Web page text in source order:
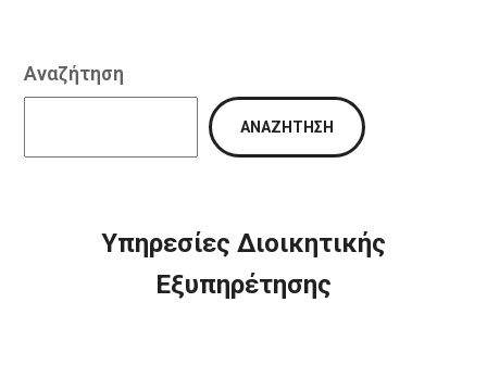
Αναζήτηση
ΑΝΑΖΉΤΗΣΗ
Υπηρεσίες Διοικητικής
Εξυπηρέτησης